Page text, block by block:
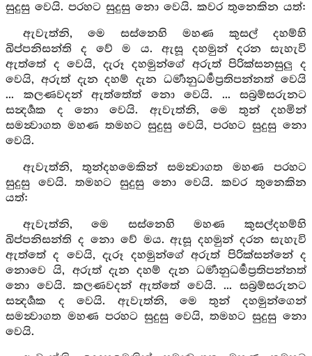
සුදුසු වෙයි. පරහට සුදුසු නො වෙයි. කවර තුනෙකින යත්:
ඇවැත්නි, මෙ සස්නෙහි මහණ කුසල් දහම්හි
ඛිප්පනිසන්ති ද වේ ම ය. ඇසූ දහමුන් දරන සැහැවි
ඇත්තේ ද වෙයි, දැරූ දහමුන්ගේ අරුත් පිරික්සනසුලු ද
වෙයි, අරුත් දැන දහම් දැන ධර්‍මානුධර්‍මප්‍රතිපන්නත් වෙයි
... කලණවදන් ඇත්තේත් නො වෙයි. ... සබ්‍රම්සරුනට
සන්‍දර්‍ශක ද නො වෙයි. ඇවැත්නි, මෙ තුන් දහමින්
සමන්‍වාගත මහණ තමහට සුදුසු වෙයි, පරහට සුදුසු නො
වෙයි.
ඇවැත්නි, තුන්දහමෙකින් සමන්‍වාගත මහණ පරහට
සුදුසු වෙයි. තමහට සුදුසු නො වෙයි. කවර තුනෙකින
යත්:
ඇවැත්නි, මෙ සස්නෙහි මහණ කුසල්දහම්හි
ඛිප්පනිසන්ති ද නො වේ මය. ඇසූ දහමුන් දරන සැහැවි
ඇත්තේ ද වෙයි, දැරූ දහමුන්ගේ අරුත් පිරික්සන්නේ ද
නොවෙ යි, අරුත් දැන දහම් දැන ධර්‍මානුධර්‍මප්‍රතිපන්නත්
නො වෙයි. කලණවදන් ඇත්තේ වෙයි. ... සබ්‍රම්සරුනට
සන්‍දර්‍ශක ද වෙයි. ඇවැත්නි, මෙ තුන් දහමුන්ගෙන්
සමන්‍වාගත මහණ පරහට සුදුසු වෙයි, තමහට සුදුසු නො
වෙයි.